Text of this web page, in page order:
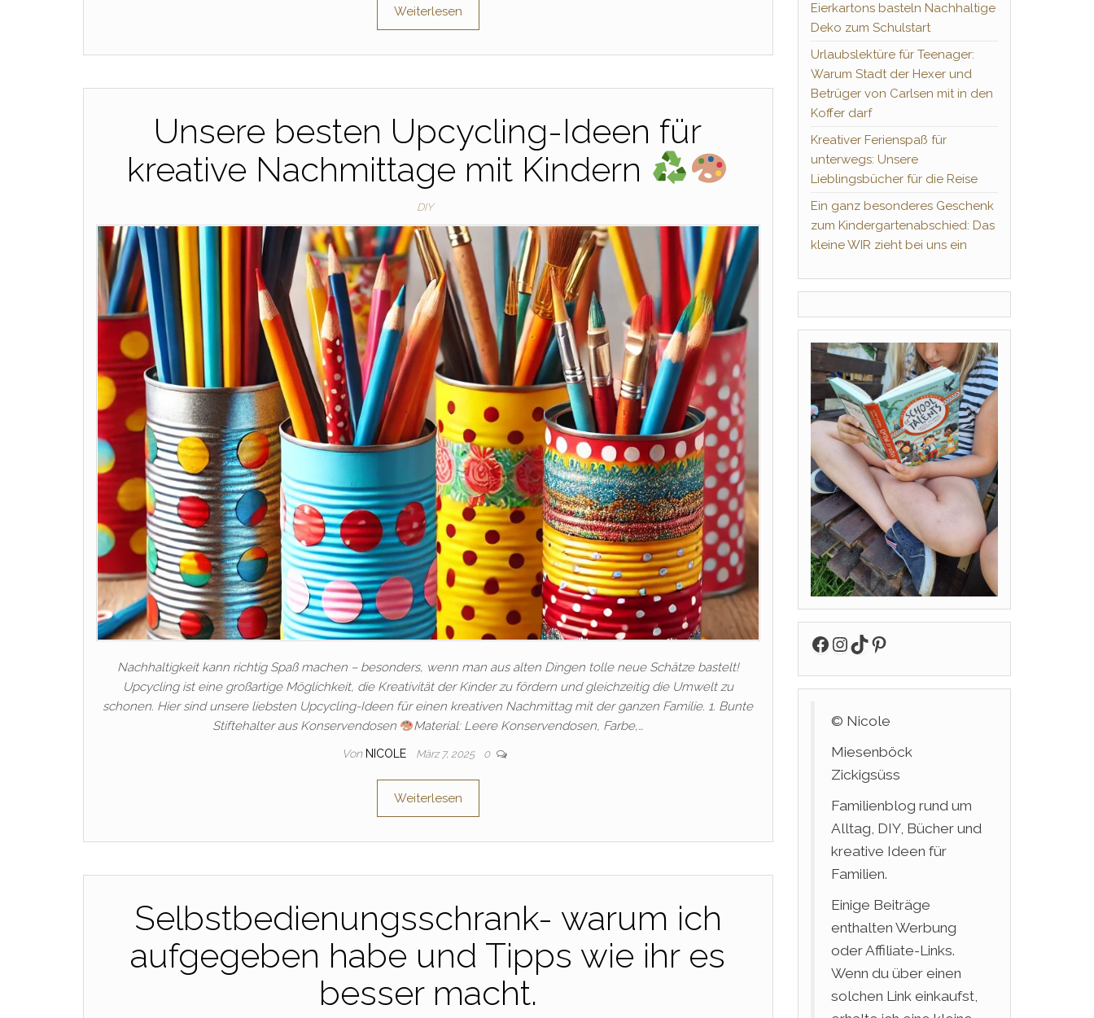
Weiterlesen
Unsere besten Upcycling-Ideen für
kreative Nachmittage mit Kindern
DIY
Nachhaltigkeit kann richtig Spaß machen – besonders, wenn man aus alten Dingen tolle neue Schätze bastelt!
Upcycling ist eine großartige Möglichkeit, die Kreativität der Kinder zu fördern und gleichzeitig die Umwelt zu
schonen. Hier sind unsere liebsten Upcycling-Ideen für einen kreativen Nachmittag mit der ganzen Familie. 1. Bunte
Stiftehalter aus Konservendosen
Material: Leere Konservendosen, Farbe,…
Von NICOLE März 7, 2025 0
Weiterlesen
Selbstbedienungsschrank- warum ich
aufgegeben habe und Tipps wie ihr es
besser macht.
Eierkartons basteln Nachhaltige
Deko zum Schulstart
Urlaubslektüre für Teenager:
Warum Stadt der Hexer und
Betrüger von Carlsen mit in den
Koffer darf
Kreativer Ferienspaß für
unterwegs: Unsere
Lieblingsbücher für die Reise
Ein ganz besonderes Geschenk
zum Kindergartenabschied: Das
kleine WIR zieht bei uns ein
Facebook
Instagram
TikTok
Pinterest
© Nicole
Miesenböck
Zickigsüss
Familienblog rund um
Alltag, DIY, Bücher und
kreative Ideen für
Familien.
Einige Beiträge
enthalten Werbung
oder Affiliate-Links.
Wenn du über einen
solchen Link einkaufst,